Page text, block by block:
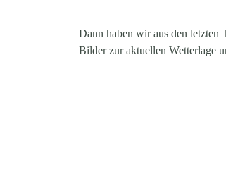
Dann haben wir aus den letzten
Bilder zur aktuellen Wetterlage